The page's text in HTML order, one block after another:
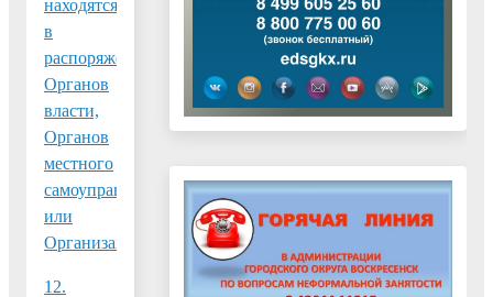
находятся
в
распоряжении
Органов
власти,
Органов
местного
самоуправления
или
Организаций
12.